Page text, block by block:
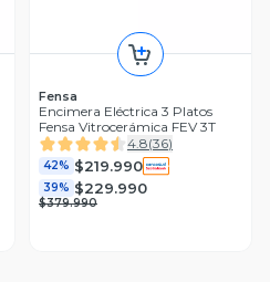
Fensa
Encimera Eléctrica 3 Platos
Fensa Vitrocerámica FEV 3T
4.8(36)
42% $219.990
39% $229.990
$379.990